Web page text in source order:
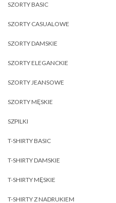
SZORTY BASIC
SZORTY CASUALOWE
SZORTY DAMSKIE
SZORTY ELEGANCKIE
SZORTY JEANSOWE
SZORTY MĘSKIE
SZPILKI
T-SHIRTY BASIC
T-SHIRTY DAMSKIE
T-SHIRTY MĘSKIE
T-SHIRTY Z NADRUKIEM